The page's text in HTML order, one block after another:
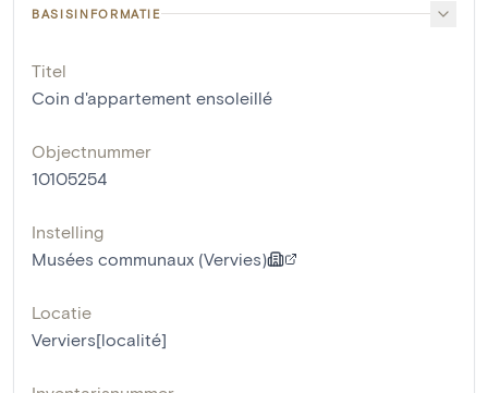
BASISINFORMATIE
Titel
Coin d'appartement ensoleillé
Objectnummer
10105254
Instelling
Musées communaux (Vervies)
Locatie
Verviers[localité]